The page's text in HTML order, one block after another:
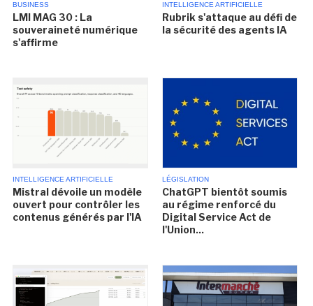
BUSINESS
LMI MAG 30 : La
souveraineté numérique
s'affirme
INTELLIGENCE ARTIFICIELLE
Rubrik s'attaque au défi de
la sécurité des agents IA
INTELLIGENCE ARTIFICIELLE
Mistral dévoile un modèle
ouvert pour contrôler les
contenus générés par l'IA
LÉGISLATION
ChatGPT bientôt soumis
au régime renforcé du
Digital Service Act de
l'Union...